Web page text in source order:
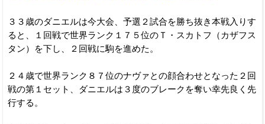
３３歳のダニエルは今大会、予選２試合を勝ち抜き本戦入りす
ると、１回戦で世界ランク１７５位のＴ・スカトフ（カザフス
タン）を下し、２回戦に駒を進めた。
２４歳で世界ランク８７位のナヴァとの顔合わせとなった２回
戦の第１セット、ダニエルは３度のブレークを奪い幸先良く先
行する。